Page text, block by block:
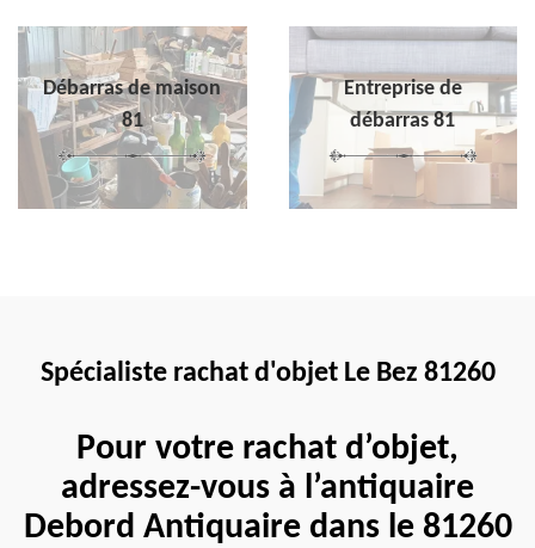
Débarras de maison
81
Entreprise de
débarras 81
Spécialiste rachat d'objet Le Bez 81260
Pour votre rachat d’objet,
adressez-vous à l’antiquaire
Debord Antiquaire dans le 81260